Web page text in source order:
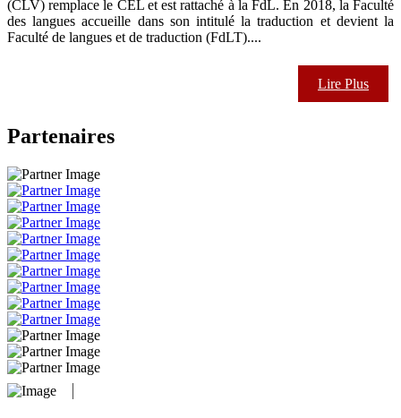
(CLV) remplace le CEL et est rattaché à la FdL. En 2018, la Faculté
des langues accueille dans son intitulé la traduction et devient la
Faculté de langues et de traduction (FdLT)....
Lire Plus
Partenaires